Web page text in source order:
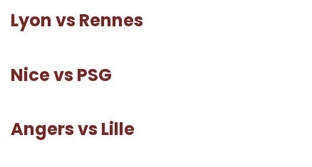
Lyon vs Rennes
Nice vs PSG
Angers vs Lille